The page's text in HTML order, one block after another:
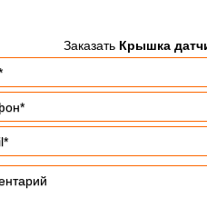
Заказать Крышка